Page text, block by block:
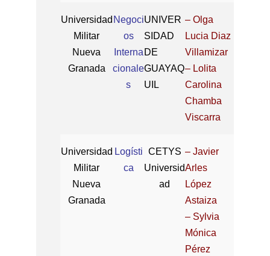
Universidad
Militar
Nueva
Granada
Negoci
os
Interna
cionale
s
UNIVER
SIDAD
DE
GUAYAQ
UIL
– Olga
Lucia Diaz
Villamizar
– Lolita
Carolina
Chamba
Viscarra
Universidad
Militar
Nueva
Granada
Logísti
ca
CETYS
Universid
ad
– Javier
Arles
López
Astaiza
– Sylvia
Mónica
Pérez